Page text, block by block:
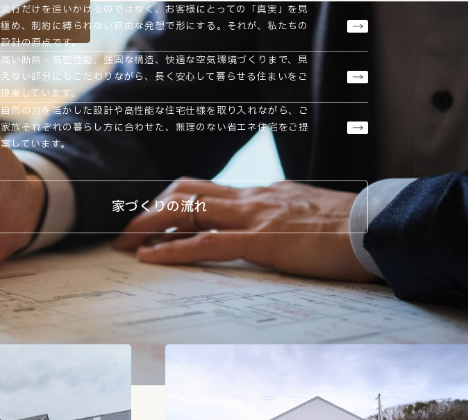
流行だけを追いかけるのではなく、お客様にとっての「真実」を見
極め、制約に縛られない自由な発想で形にする。それが、私たちの
設計の原点です。
高い断熱・気密性能、強固な構造、快適な空気環境づくりまで、見
えない部分にもこだわりながら、長く安心して暮らせる住まいをご
提案しています。
自然の力を活かした設計や高性能な住宅仕様を取り入れながら、ご
家族それぞれの暮らし方に合わせた、無理のない省エネ住宅をご提
案しています。
家づくりの流れ